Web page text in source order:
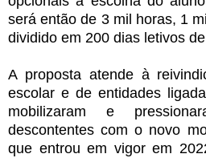
será então de 3 mil horas, 1
dividido em 200 dias letivos
A proposta atende à
escolar e de entidades
mobilizaram e
descontentes com o novo
que entrou em vigor em